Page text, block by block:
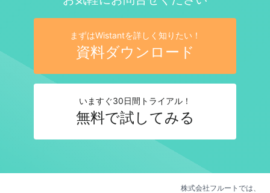
まずはWistantを詳しく知りたい！
資料ダウンロード
いますぐ30日間トライアル！
無料で試してみる
株式会社フルートでは、